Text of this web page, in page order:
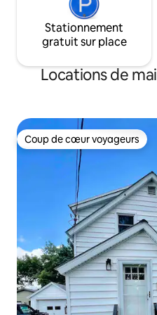
Stationnement
gratuit sur place
Locations de
Coup de cœur voyageurs
Coup de cœur voyageurs